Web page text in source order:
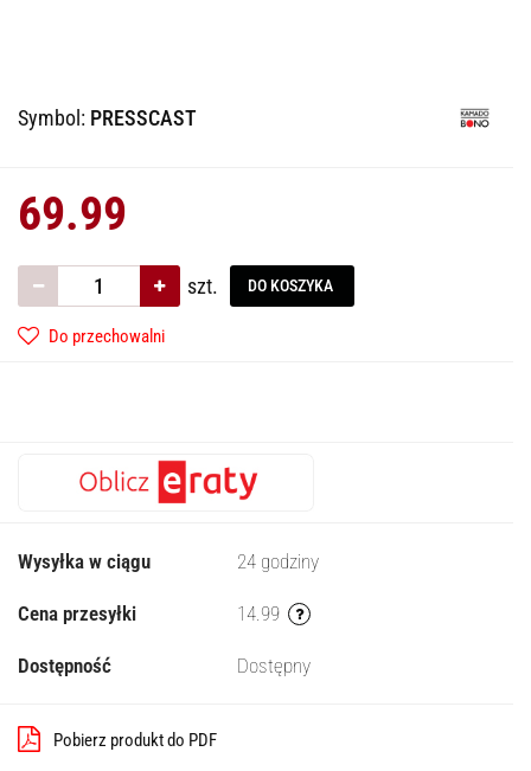
Symbol: PRESSCAST
69.99
szt. DO KOSZYKA
Do przechowalni
Wysyłka w ciągu 24 godziny
Cena przesyłki 14.99
Dostępność Dostępny
Pobierz produkt do PDF